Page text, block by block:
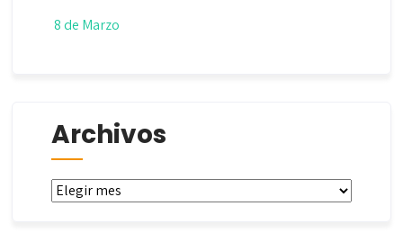
8 de Marzo
Archivos
Archivos